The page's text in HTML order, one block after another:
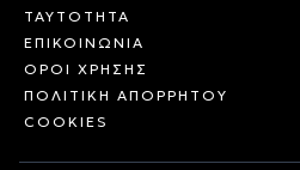
ΤΑΥΤΟΤΗΤΑ
ΕΠΙΚΟΙΝΩΝΙΑ
ΟΡΟΙ ΧΡΗΣΗΣ
ΠΟΛΙΤΙΚΗ ΑΠΟΡΡΗΤΟΥ
COOKIES